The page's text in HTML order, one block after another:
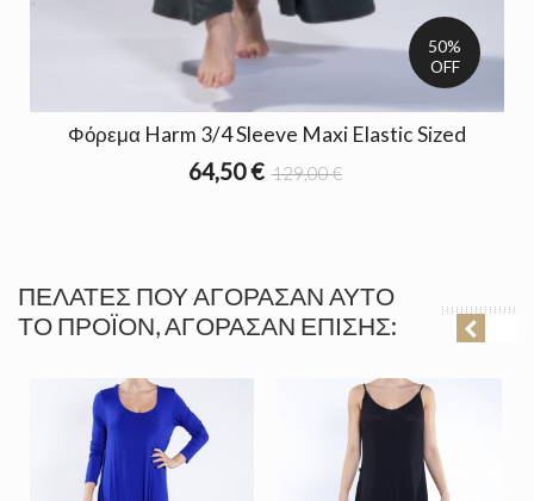
50%
OFF
Φόρεμα Harm 3/4 Sleeve Maxi Elastic Sized
64,50 € 129,00 €
ΠΕΛΆΤΕΣ ΠΟΥ ΑΓΌΡΑΣΑΝ ΑΥΤΌ
ΤΟ ΠΡΟΪΌΝ, ΑΓΌΡΑΣΑΝ ΕΠΊΣΗΣ: